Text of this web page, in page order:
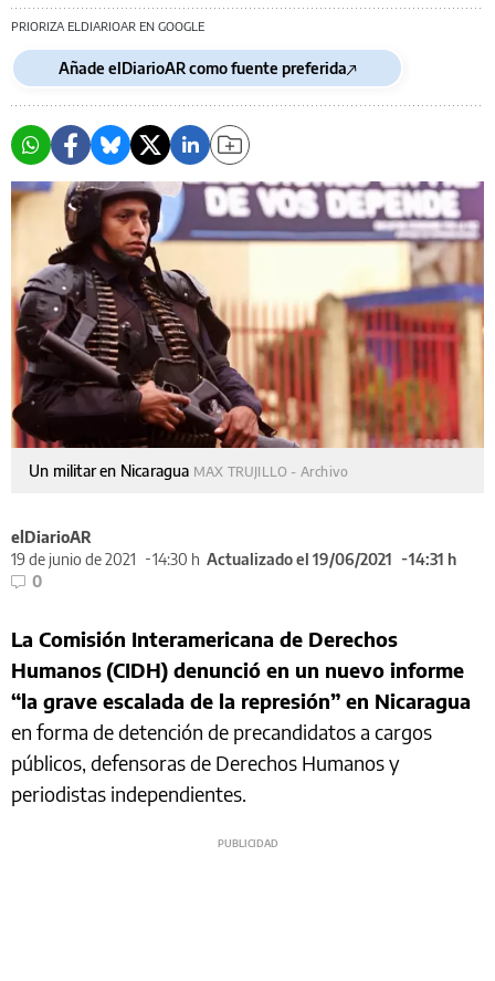
PRIORIZA ELDIARIOAR EN GOOGLE
Añade elDiarioAR como fuente preferida
Un militar en Nicaragua MAX TRUJILLO - Archivo
elDiarioAR
19 de junio de 2021
14:30 h Actualizado el 19/06/2021
14:31 h
0
La Comisión Interamericana de Derechos
Humanos (CIDH) denunció en un nuevo informe
“la grave escalada de la represión” en Nicaragua
en forma de detención de precandidatos a cargos
públicos, defensoras de Derechos Humanos y
periodistas independientes.